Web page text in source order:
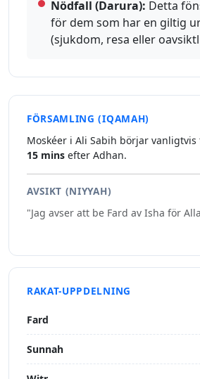
Nödfall (Darura): Detta
för dem som har en giltig
(sjukdom, resa eller
FÖRSAMLING (IQAMAH)
Moskéer i Ali Sabih börjar
15 mins efter Adhan.
AVSIKT (NIYYAH)
"Jag avser att be Fard av Isha för
RAKAT-UPPDELNING
Fard
Sunnah